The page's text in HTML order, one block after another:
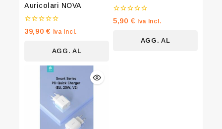
Auricolari NOVA
0
su
39,90€ Iva Incl.
AGG. AL
CARRELLO
0
su
5,90 € Iva Incl.
AGG. AL